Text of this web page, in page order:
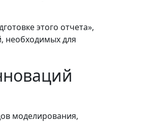
этого отчета»,
необходимых для
моделирования,